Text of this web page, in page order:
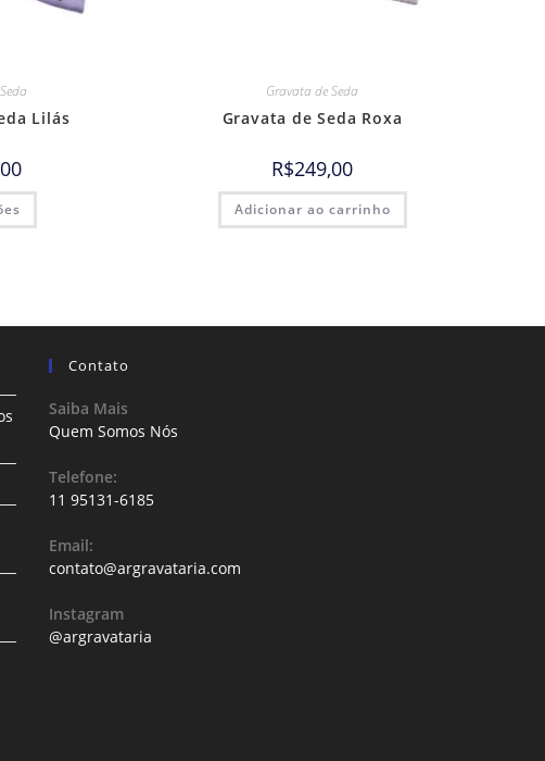
Lilás
Gravata de Seda
Gravata de Seda Roxa
R$249,00
Adicionar ao carrinho
Contato
Saiba Mais
Quem Somos Nós
Telefone:
11 95131-6185
Email:
contato@argravataria.com
Instagram
@argravataria